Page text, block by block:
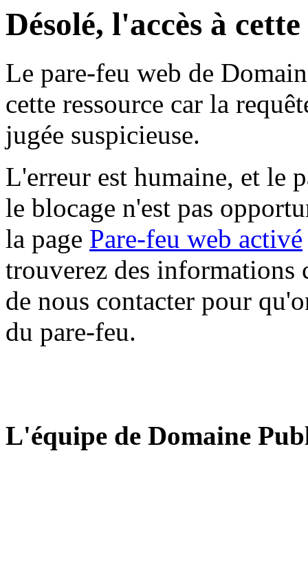
Désolé, l'accès à
Le pare-feu web de
cette ressource car la
jugée suspicieuse.
L'erreur est humaine, et le
le blocage n'est pas
la page Pare-feu web activé
trouverez des informations
de nous contacter pour
du pare-feu.
L'équipe de Domaine